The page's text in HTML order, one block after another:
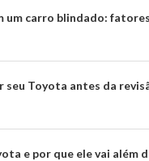
um carro blindado:
seu Toyota antes da
e por que ele vai além